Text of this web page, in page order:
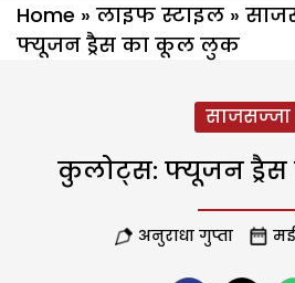
Home » लाइफ स्टाइल »
फ्यूजन ड्रैस का कूल लुक
साजसज्जा
कुलोट्स: फ्यूजन
अनुराधा गुप्ता